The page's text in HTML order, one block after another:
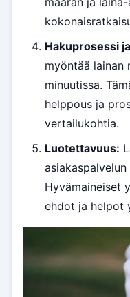
Hakuprosessi
myöntää lainan
minuutissa.
helppous ja
vertailukohtia.
Luotettavuus:
Hyvämaineiset
ehdot ja helpot